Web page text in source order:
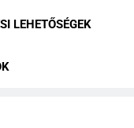
LEHETŐSÉGEK